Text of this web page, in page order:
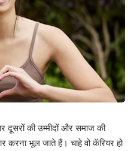
की उम्मीदों और समाज की
करना भूल जाते हैं। चाहे वो कॅरियर हो